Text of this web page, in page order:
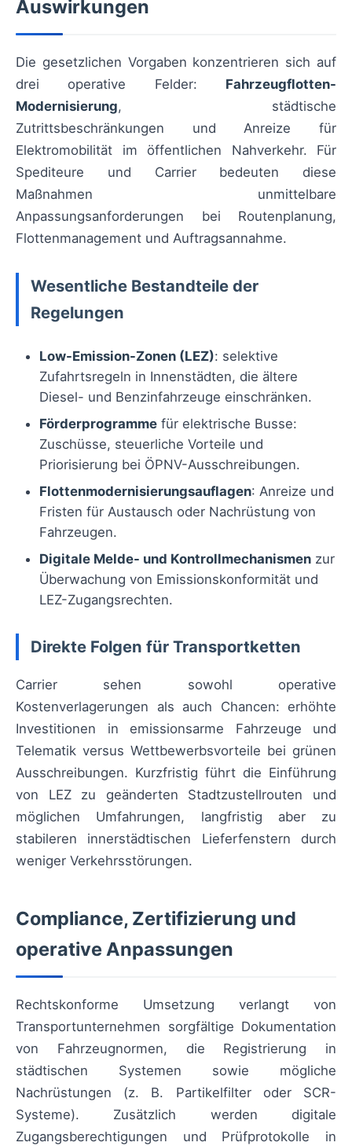
Auswirkungen
Die gesetzlichen Vorgaben konzentrieren sich auf
drei operative Felder: Fahrzeugflotten-
Modernisierung, städtische
Zutrittsbeschränkungen und Anreize für
Elektromobilität im öffentlichen Nahverkehr. Für
Spediteure und Carrier bedeuten diese
Maßnahmen unmittelbare
Anpassungsanforderungen bei Routenplanung,
Flottenmanagement und Auftragsannahme.
Wesentliche Bestandteile der
Regelungen
Low-Emission-Zonen (LEZ): selektive
Zufahrtsregeln in Innenstädten, die ältere
Diesel- und Benzinfahrzeuge einschränken.
Förderprogramme für elektrische Busse:
Zuschüsse, steuerliche Vorteile und
Priorisierung bei ÖPNV-Ausschreibungen.
Flottenmodernisierungsauflagen: Anreize und
Fristen für Austausch oder Nachrüstung von
Fahrzeugen.
Digitale Melde- und Kontrollmechanismen zur
Überwachung von Emissionskonformität und
LEZ-Zugangsrechten.
Direkte Folgen für Transportketten
Carrier sehen sowohl operative
Kostenverlagerungen als auch Chancen: erhöhte
Investitionen in emissionsarme Fahrzeuge und
Telematik versus Wettbewerbsvorteile bei grünen
Ausschreibungen. Kurzfristig führt die Einführung
von LEZ zu geänderten Stadtzustellrouten und
möglichen Umfahrungen, langfristig aber zu
stabileren innerstädtischen Lieferfenstern durch
weniger Verkehrsstörungen.
Compliance, Zertifizierung und
operative Anpassungen
Rechtskonforme Umsetzung verlangt von
Transportunternehmen sorgfältige Dokumentation
von Fahrzeugnormen, die Registrierung in
städtischen Systemen sowie mögliche
Nachrüstungen (z. B. Partikelfilter oder SCR-
Systeme). Zusätzlich werden digitale
Zugangsberechtigungen und Prüfprotokolle in